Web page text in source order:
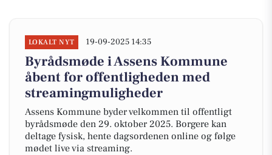
LOKALT NYT 19-09-2025 14:35
Byrådsmøde i Assens Kommune
åbent for offentligheden med
streamingmuligheder
Assens Kommune byder velkommen til offentligt
byrådsmøde den 29. oktober 2025. Borgere kan
deltage fysisk, hente dagsordenen online og følge
mødet live via streaming.